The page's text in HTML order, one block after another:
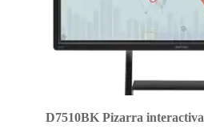
D7510BK Pizarra interactiva